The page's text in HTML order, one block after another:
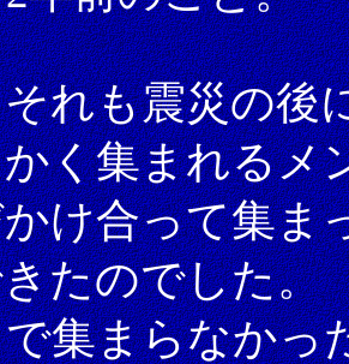
れも震災の後
く集まれるメ
け合って集ま
たのでした。
集まらなかっ